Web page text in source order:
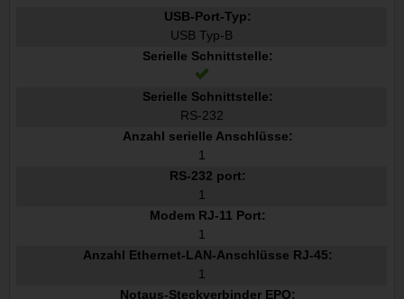
USB-Port-Typ:
USB Typ-B
Serielle Schnittstelle:
Serielle Schnittstelle:
RS-232
Anzahl serielle Anschlüsse:
1
RS-232 port:
1
Modem RJ-11 Port:
1
Anzahl Ethernet-LAN-Anschlüsse RJ-45:
1
Notaus-Steckverbinder EPO: